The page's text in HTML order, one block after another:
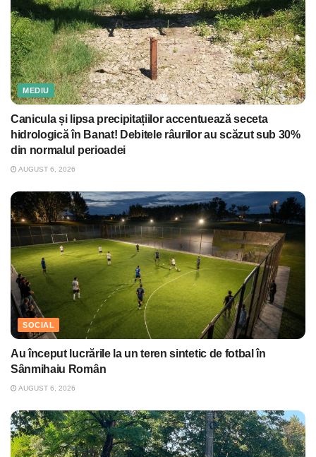
MEDIU
Canicula și lipsa precipitațiilor accentuează seceta
hidrologică în Banat! Debitele râurilor au scăzut sub 30%
din normalul perioadei
AUGUST 6, 2026
SOCIAL
Au început lucrările la un teren sintetic de fotbal în
Sânmihaiu Român
AUGUST 6, 2026